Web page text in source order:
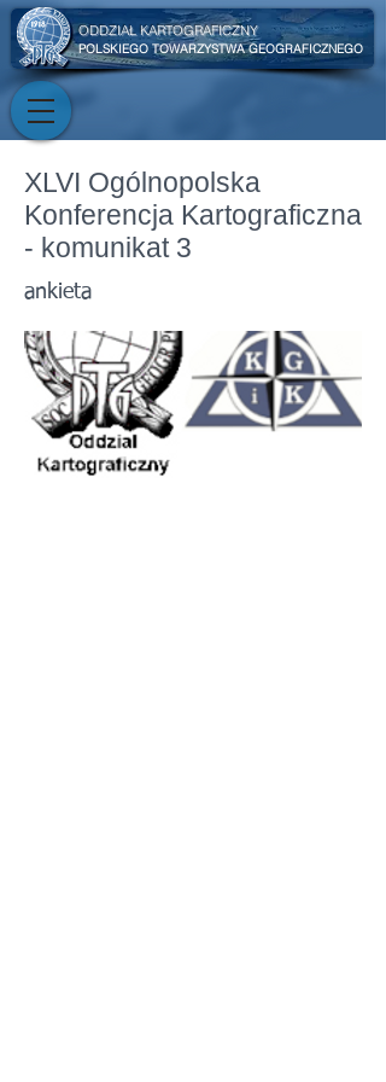
ODDZIAŁ KARTOGRAFICZNY
POLSKIEGO TOWARZYSTWA GEOGRAFICZNEGO
XLVI Ogólnopolska
Konferencja Kartograficzna
- komunikat 3
ankieta